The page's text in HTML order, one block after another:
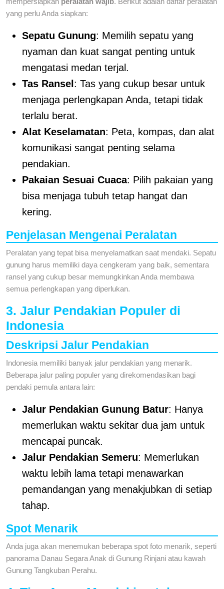
yang perlu Anda siapkan:
Sepatu Gunung: Memilih sepatu yang
nyaman dan kuat sangat penting untuk
mengatasi medan terjal.
Tas Ransel: Tas yang cukup besar untuk
menjaga perlengkapan Anda, tetapi tidak
terlalu berat.
Alat Keselamatan: Peta, kompas, dan alat
komunikasi sangat penting selama
pendakian.
Pakaian Sesuai Cuaca: Pilih pakaian yang
bisa menjaga tubuh tetap hangat dan
kering.
Penjelasan Mengenai Peralatan
Peralatan yang tepat bisa menyelamatkan saat mendaki. Sepatu
gunung harus memiliki daya cengkeram yang baik, sementara
ransel yang cukup besar memungkinkan Anda membawa
semua perlengkapan yang diperlukan.
3. Jalur Pendakian Populer di
Indonesia
Deskripsi Jalur Pendakian
Indonesia memiliki banyak jalur pendakian yang menarik.
Beberapa jalur paling populer yang direkomendasikan bagi
pendaki pemula antara lain:
Jalur Pendakian Gunung Batur: Hanya
memerlukan waktu sekitar dua jam untuk
mencapai puncak.
Jalur Pendakian Semeru: Memerlukan
waktu lebih lama tetapi menawarkan
pemandangan yang menakjubkan di setiap
tahap.
Spot Menarik
Anda juga akan menemukan beberapa spot foto menarik, seperti
panorama Danau Segara Anak di Gunung Rinjani atau kawah
Gunung Tangkuban Perahu.